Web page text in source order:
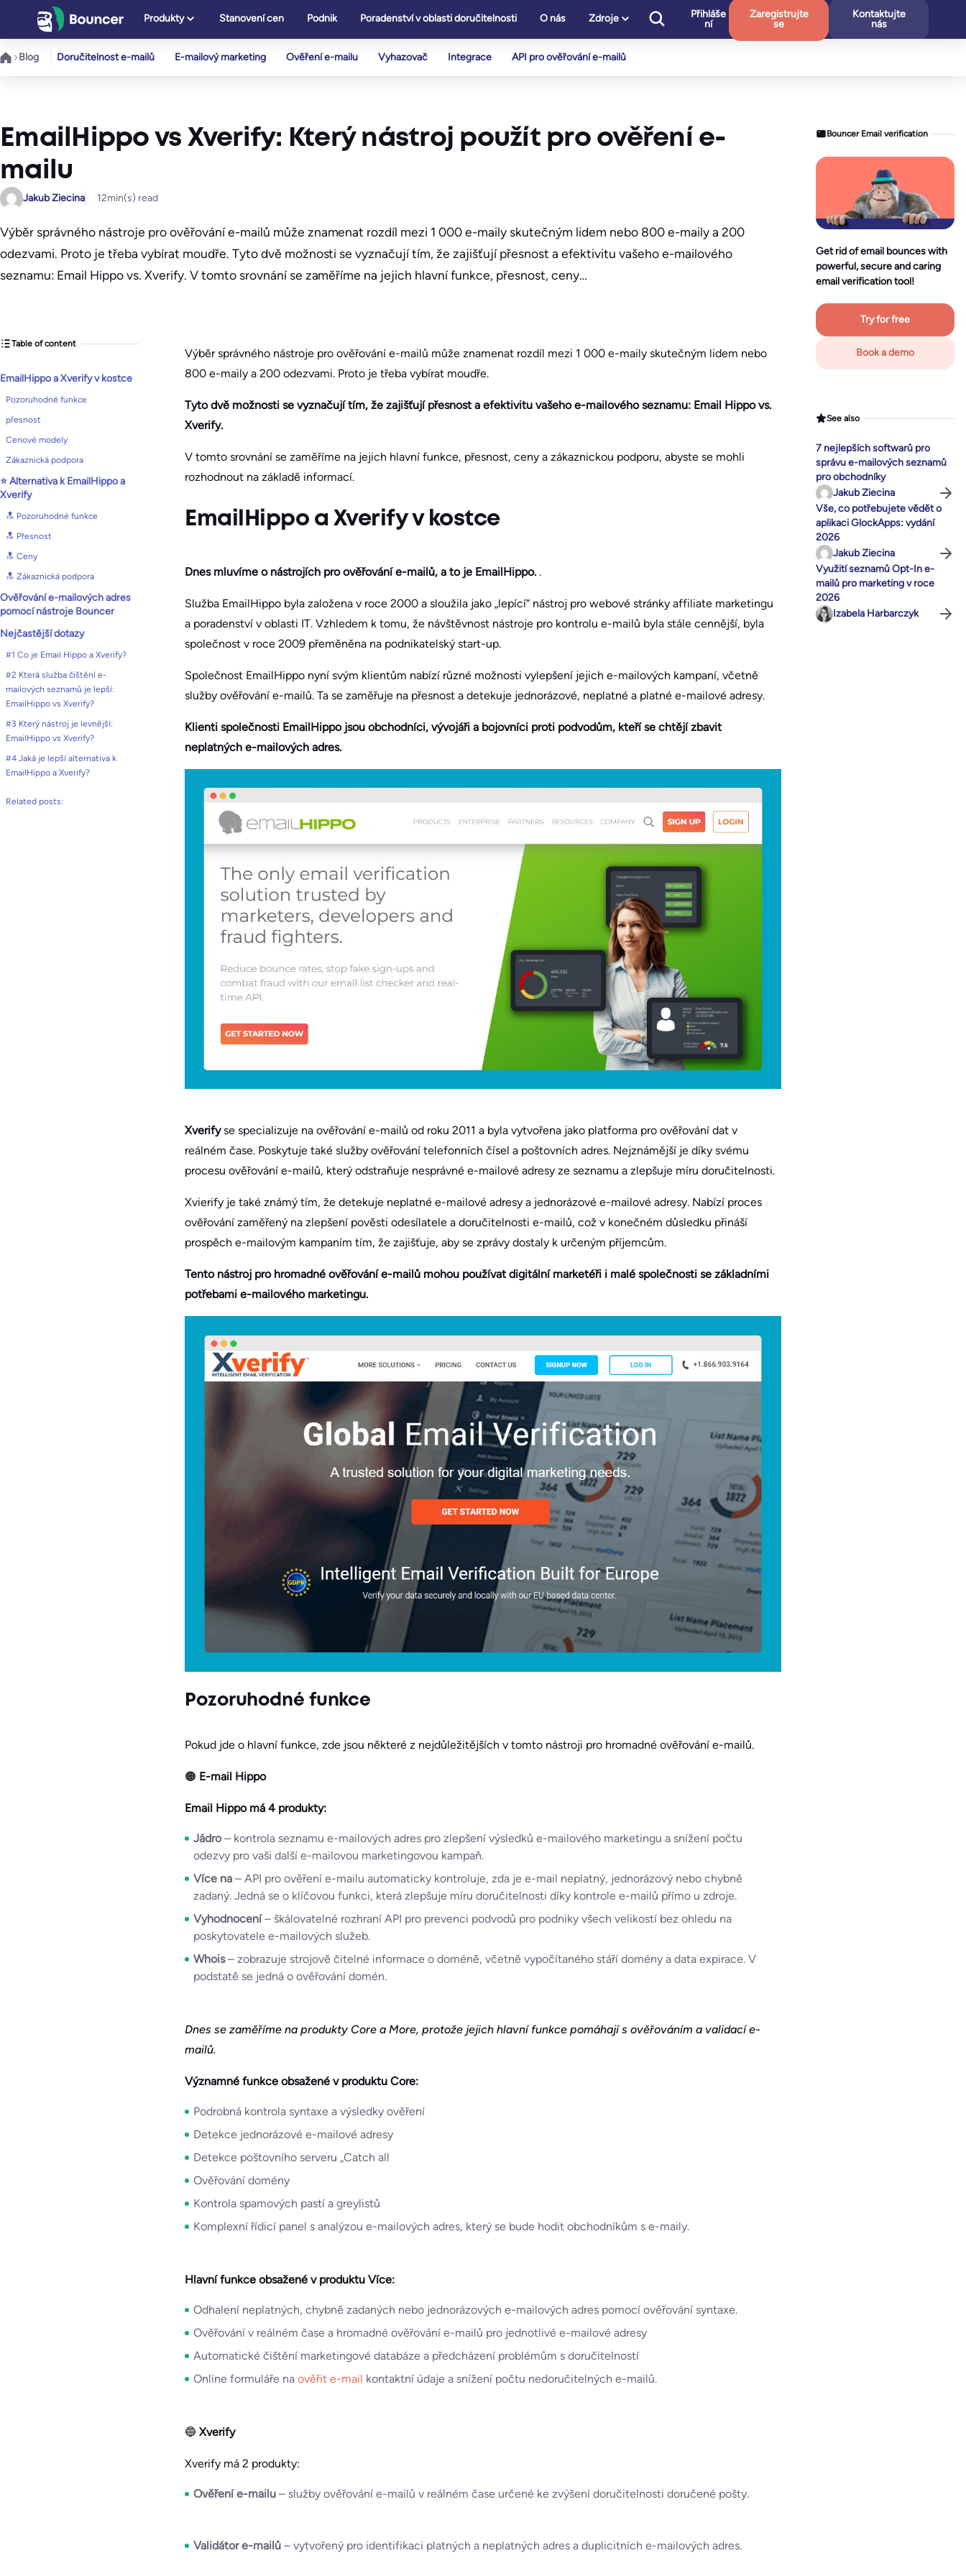
Přeskočit
obsah
Produkty Stanovení cen Podnik Poradenství v oblasti doručitelnosti O nás Zdroje
Přihláše
ní
Zaregistrujte
se
Kontaktujte
nás
Blog Doručitelnost e-mailů E-mailový marketing Ověření e-mailu Vyhazovač Integrace API pro ověřování e-mailů
EmailHippo vs Xverify: Který nástroj použít pro ověření e-
mailu
Jakub Ziecina 12min(s) read
Výběr správného nástroje pro ověřování e-mailů může znamenat rozdíl mezi 1 000 e-maily skutečným lidem nebo 800 e-maily a 200
odezvami. Proto je třeba vybírat moudře. Tyto dvě možnosti se vyznačují tím, že zajišťují přesnost a efektivitu vašeho e-mailového
seznamu: Email Hippo vs. Xverify. V tomto srovnání se zaměříme na jejich hlavní funkce, přesnost, ceny…
Table of content
​EmailHippo a Xverify v kostce
Pozoruhodné funkce
přesnost
Cenové modely
Zákaznická podpora
⭐ Alternativa k EmailHippo a
Xverify
🔝 Pozoruhodné funkce
🔝 Přesnost
🔝 Ceny
🔝 Zákaznická podpora
Ověřování e-mailových adres
pomocí nástroje Bouncer
Nejčastější dotazy
#1 Co je Email Hippo a Xverify?
#2 Která služba čištění e-
mailových seznamů je lepší:
EmailHippo vs Xverify?
#3 Který nástroj je levnější:
EmailHippo vs Xverify?
#4 Jaká je lepší alternativa k
EmailHippo a Xverify?
Related posts:
Výběr správného nástroje pro ověřování e-mailů může znamenat rozdíl mezi 1 000 e-maily skutečným lidem nebo
800 e-maily a 200 odezvami. Proto je třeba vybírat moudře.
Tyto dvě možnosti se vyznačují tím, že zajišťují přesnost a efektivitu vašeho e-mailového seznamu: Email Hippo vs.
Xverify.
V tomto srovnání se zaměříme na jejich hlavní funkce, přesnost, ceny a zákaznickou podporu, abyste se mohli
rozhodnout na základě informací.
​EmailHippo a Xverify v kostce
Dnes mluvíme o nástrojích pro ověřování e-mailů, a to je EmailHippo. .
Služba EmailHippo byla založena v roce 2000 a sloužila jako „lepící“ nástroj pro webové stránky affiliate marketingu
a poradenství v oblasti IT. Vzhledem k tomu, že návštěvnost nástroje pro kontrolu e-mailů byla stále cennější, byla
společnost v roce 2009 přeměněna na podnikatelský start-up.
Společnost EmailHippo nyní svým klientům nabízí různé možnosti vylepšení jejich e-mailových kampaní, včetně
služby ověřování e-mailů. Ta se zaměřuje na přesnost a detekuje jednorázové, neplatné a platné e-mailové adresy.
Klienti společnosti EmailHippo jsou obchodníci, vývojáři a bojovníci proti podvodům, kteří se chtějí zbavit
neplatných e-mailových adres.
Xverifyse specializuje na ověřování e-mailů od roku 2011 a byla vytvořena jako platforma pro ověřování dat v
reálném čase. Poskytuje také služby ověřování telefonních čísel a poštovních adres. Nejznámější je díky svému
procesu ověřování e-mailů, který odstraňuje nesprávné e-mailové adresy ze seznamu a zlepšuje míru doručitelnosti.
Xvierify je také známý tím, že detekuje neplatné e-mailové adresy a jednorázové e-mailové adresy. Nabízí proces
ověřování zaměřený na zlepšení pověsti odesílatele a doručitelnosti e-mailů, což v konečném důsledku přináší
prospěch e-mailovým kampaním tím, že zajišťuje, aby se zprávy dostaly k určeným příjemcům.
Tento nástroj pro hromadné ověřování e-mailů mohou používat digitální marketéři i malé společnosti se základními
potřebami e-mailového marketingu.
Pozoruhodné funkce
Pokud jde o hlavní funkce, zde jsou některé z nejdůležitějších v tomto nástroji pro hromadné ověřování e-mailů.
🟠 E-mail Hippo
Email Hippo má 4 produkty:
Jádro– kontrola seznamu e-mailových adres pro zlepšení výsledků e-mailového marketingu a snížení počtu
odezvy pro vaši další e-mailovou marketingovou kampaň.
Více na – API pro ověření e-mailu automaticky kontroluje, zda je e-mail neplatný, jednorázový nebo chybně
zadaný. Jedná se o klíčovou funkci, která zlepšuje míru doručitelnosti díky kontrole e-mailů přímo u zdroje.
Vyhodnocení– škálovatelné rozhraní API pro prevenci podvodů pro podniky všech velikostí bez ohledu na
poskytovatele e-mailových služeb.
Whois– zobrazuje strojově čitelné informace o doméně, včetně vypočítaného stáří domény a data expirace. V
podstatě se jedná o ověřování domén.
Dnes se zaměříme na produkty Core a More, protože jejich hlavní funkce pomáhají s ověřováním a validací e-
mailů.
Významné funkce obsažené v produktu Core:
Podrobná kontrola syntaxe a výsledky ověření
Detekce jednorázové e-mailové adresy
Detekce poštovního serveru „Catch all
Ověřování domény
Kontrola spamových pastí a greylistů
Komplexní řídicí panel s analýzou e-mailových adres, který se bude hodit obchodníkům s e-maily.
Hlavní funkce obsažené v produktu Více:
Odhalení neplatných, chybně zadaných nebo jednorázových e-mailových adres pomocí ověřování syntaxe.
Ověřování v reálném čase a hromadné ověřování e-mailů pro jednotlivé e-mailové adresy
Automatické čištění marketingové databáze a předcházení problémům s doručitelností
Online formuláře na ověřit e-mail kontaktní údaje a snížení počtu nedoručitelných e-mailů.
🔵 Xverify
Xverify má 2 produkty:
Ověření e-mailu – služby ověřování e-mailů v reálném čase určené ke zvýšení doručitelnosti doručené pošty.
Validátor e-mailů – vytvořený pro identifikaci platných a neplatných adres a duplicitních e-mailových adres.
Bouncer Email verification
Get rid of email bounces with
powerful, secure and caring
email verification tool!
Try for free
Book a demo
See also
7 nejlepších softwarů pro
správu e-mailových seznamů
pro obchodníky
Jakub Ziecina
Vše, co potřebujete vědět o
aplikaci GlockApps: vydání
2026
Jakub Ziecina
Využití seznamů Opt-In e-
mailů pro marketing v roce
2026
Izabela Harbarczyk